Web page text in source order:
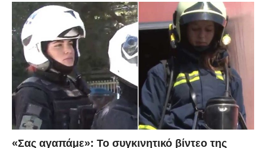
«Σας αγαπάμε»: Το συγκινητικό βίντεο της